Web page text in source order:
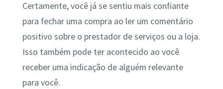
Certamente, você já se sentiu mais confiante
para fechar uma compra ao ler um comentário
positivo sobre o prestador de serviços ou a loja.
Isso também pode ter acontecido ao você
receber uma indicação de alguém relevante
para você.